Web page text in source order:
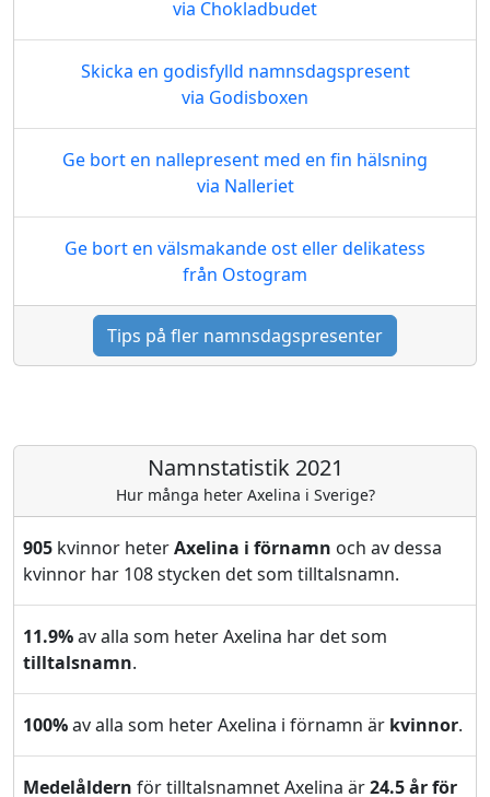
via Chokladbudet
Skicka en godisfylld namnsdagspresent
via Godisboxen
Ge bort en nallepresent med en fin hälsning
via Nalleriet
Ge bort en välsmakande ost eller delikatess
från Ostogram
Tips på fler namnsdagspresenter
Namnstatistik 2021
Hur många heter Axelina i Sverige?
905 kvinnor heterAxelina i förnamn och av dessa
kvinnor har 108 stycken det som tilltalsnamn.
11.9%av alla som heter Axelina har det som
tilltalsnamn.
100%av alla som heter Axelina i förnamn är kvinnor.
Medelåldern för tilltalsnamnet Axelina är24.5 år för